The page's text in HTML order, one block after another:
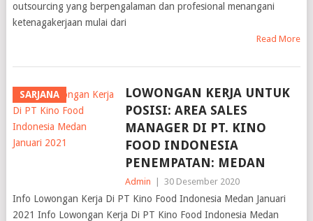
outsourcing yang berpengalaman dan profesional menangani
ketenagakerjaan mulai dari
Read More
SARJANA
LOWONGAN KERJA UNTUK
POSISI: AREA SALES
MANAGER DI PT. KINO
FOOD INDONESIA
PENEMPATAN: MEDAN
Admin 30 Desember 2020
Info Lowongan Kerja Di PT Kino Food Indonesia Medan Januari
2021 Info Lowongan Kerja Di PT Kino Food Indonesia Medan